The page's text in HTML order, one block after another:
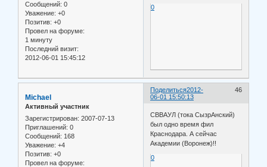
Сообщений: 0
Уважение: +0
Позитив: +0
Провел на форуме:
1 минуту
Последний визит:
2012-06-01 15:45:12
0
Поделиться 46
2012-
06-01 15:50:13
Michael
Активный участник
Зарегистрирован: 2007-07-13
Приглашений: 0
Сообщений: 168
Уважение: +4
Позитив: +0
Провел на форуме:
СВВАУЛ (тока СызрАнский)
был одно время фил
Краснодара. А сейчас
Академии (Воронеж)!!
0